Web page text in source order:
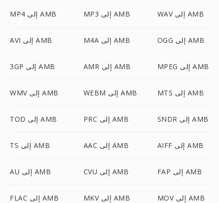
MP4 إلى AMB MP3 إلى AMB WAV إلى AMB
AVI إلى AMB M4A إلى AMB OGG إلى AMB
3GP إلى AMB AMR إلى AMB MPEG إلى AMB
WMV إلى AMB WEBM إلى AMB MTS إلى AMB
TOD إلى AMB PRC إلى AMB SNDR إلى AMB
TS إلى AMB AAC إلى AMB AIFF إلى AMB
AU إلى AMB CVU إلى AMB FAP إلى AMB
FLAC إلى AMB MKV إلى AMB MOV إلى AMB